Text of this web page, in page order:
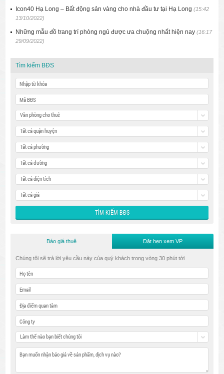
Icon40 Hạ Long – Bất động sản vàng cho nhà đầu tư tại Hạ Long(15:42
13/10/2022)
Những mẫu đồ trang trí phòng ngủ được ưa chuộng nhất hiện nay(16:17
29/09/2022)
Tìm kiếm BĐS
Văn phòng cho thuê
Tất cả quận huyện
Tất cả phường
Tất cả đường
Tất cả diện tích
Tất cả giá
Báo giá thuê Đặt hẹn xem VP
Chúng tôi sẽ trả lời yêu cầu này của quý khách trong vòng 30 phút tới
Làm thế nào bạn biết chúng tôi